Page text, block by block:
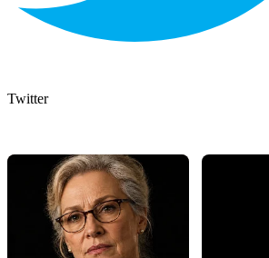
Twitter